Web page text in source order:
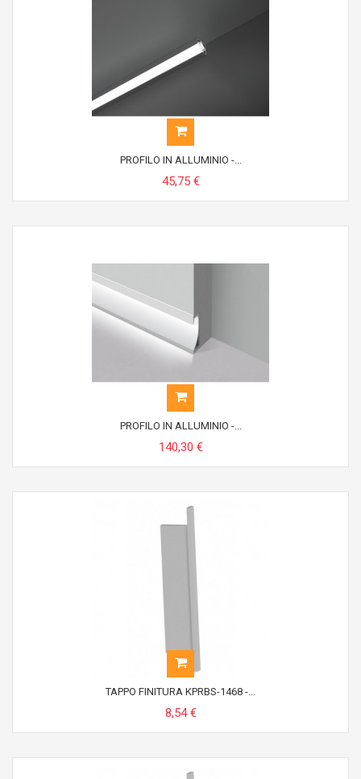
PROFILO IN ALLUMINIO -...
45,75 €
PROFILO IN ALLUMINIO -...
140,30 €
TAPPO FINITURA KPRBS-1468 -...
8,54 €